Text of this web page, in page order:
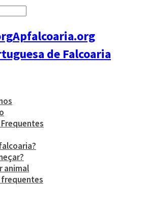
Apfalcoaria.org
de Falcoaria
animal